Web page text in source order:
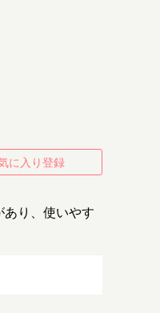
に入り登録
あり、使いやす